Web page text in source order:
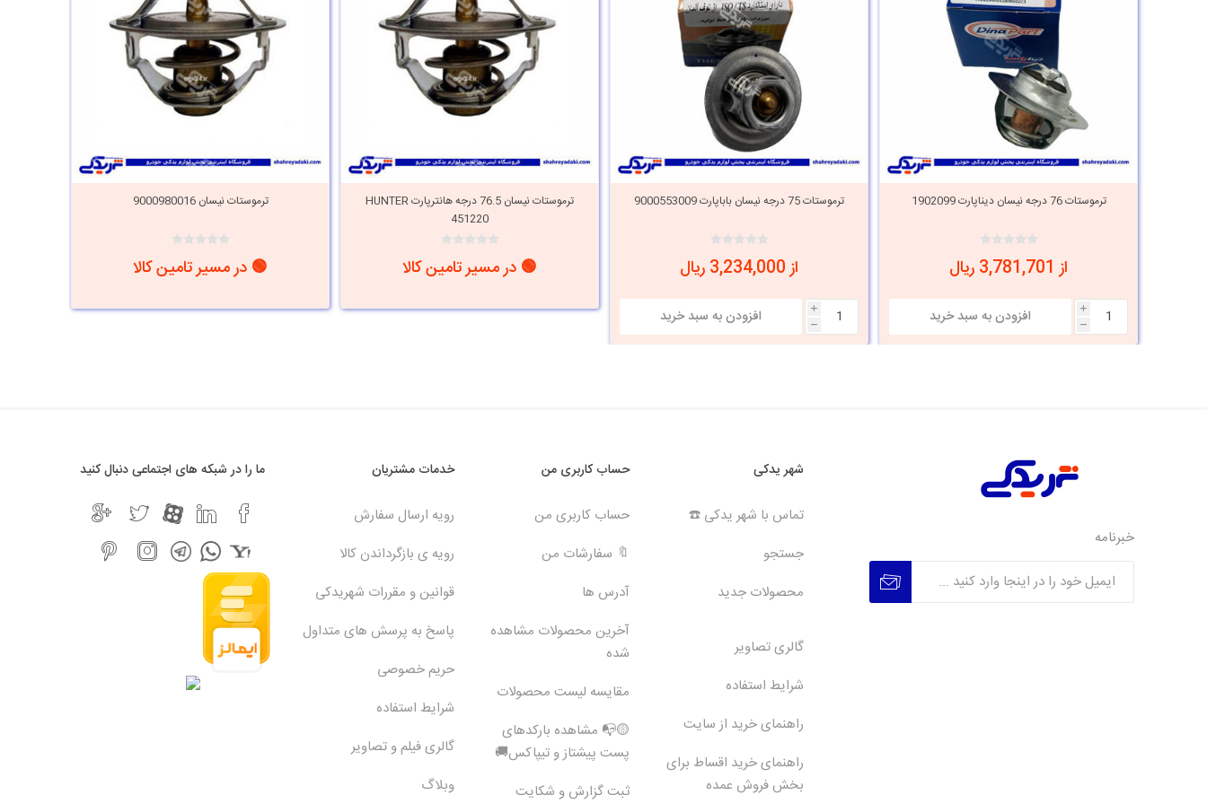
ترموستات 76 درجه نیسان دیناپارت 1902099
از 3,781,701 ریال
i
h
ترموستات 75 درجه نیسان باباپارت 9000553009
از 3,234,000 ریال
i
h
ترموستات نیسان 76.5 درجه هانترپارت HUNTER
451220
🟢 در مسیر تامین کالا
ترموستات نیسان 9000980016
🟢 در مسیر تامین کالا
خبرنامه
شهر یدکی
تماس با شهر یدکی ☎️
جستجو
محصولات جدید
گالری تصاویر
شرایط استفاده
راهنمای خرید از سایت
راهنمای خرید اقساط برای
بخش فروش عمده
حساب کاربری من
حساب کاربری من
🔖 سفارشات من
آدرس ها
آخرین محصولات مشاهده
شده
مقایسه لیست محصولات
🟡📭 مشاهده بارکدهای
پست پیشتاز و تیپاکس🚚
ثبت گزارش و شکایت
خدمات مشتریان
رویه ارسال سفارش
رویه ی بازگرداندن کالا
قوانین و مقررات شهریدکی
پاسخ به پرسش های متداول
حریم خصوصی
شرایط استفاده
گالری فیلم و تصاویر
وبلاگ
ما را در شبکه های اجتماعی دنبال کنید